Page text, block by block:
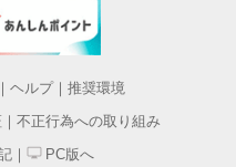
ヘルプ｜ 推奨環境
｜ 不正行為への取り組み
｜ PC版へ